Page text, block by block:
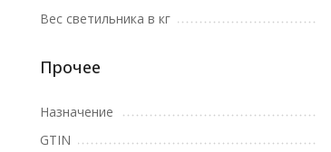
Вес светильника в кг
Прочее
Назначение
GTIN